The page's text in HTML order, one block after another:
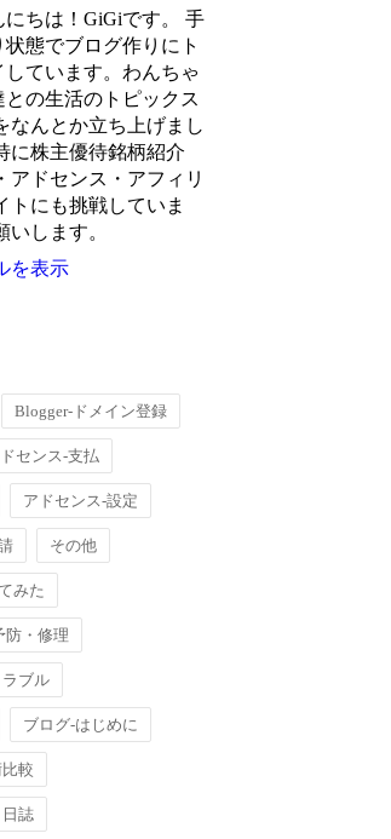
にちは！GiGiです。 手
状態でブログ作りにト
しています。わんちゃ
との生活のトピックス
なんとか立ち上げまし
に株主優待銘柄紹介
アドセンス・アフィリ
トにも挑戦していま
します。
を表示
Blogger-ドメイン登録
センス-支払
アドセンス-設定
その他
みた
防・修理
ブル
ブログ-はじめに
較
誌